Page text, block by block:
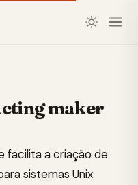
maker
facilita a criação de
sistemas Unix